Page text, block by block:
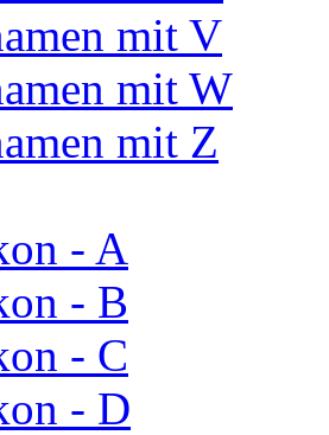
mit V
mit W
mit Z
- A
- B
- C
- D